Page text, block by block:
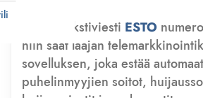
Lähetä tekstiviesti ESTO
niin saat laajan
sovelluksen, joka estää
puhelinmyyjien soitot,